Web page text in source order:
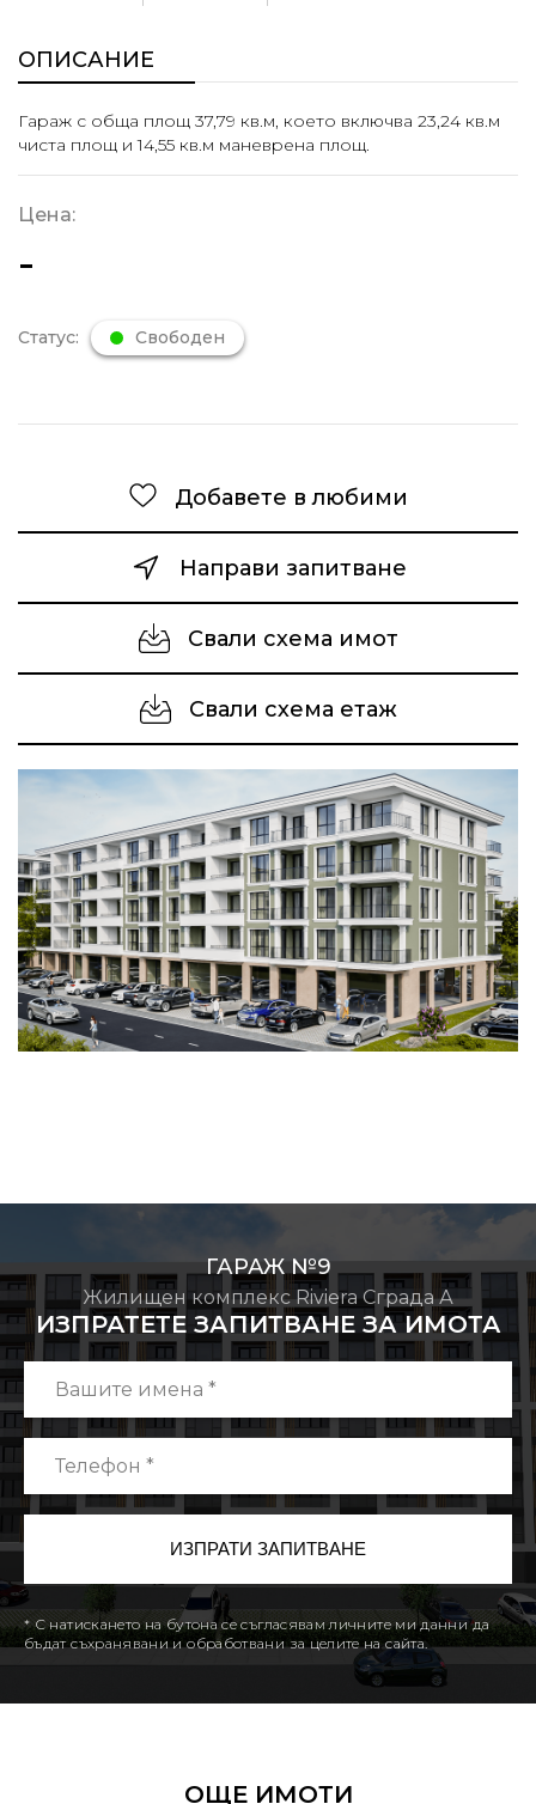
ОПИСАНИЕ
Гараж с обща площ 37,79 кв.м, което включва 23,24 кв.м
чиста площ и 14,55 кв.м маневрена площ.
Цена:
-
Статус: Свободен
Добавете в любими
Направи запитване
Свали схема имот
Свали схема етаж
ГАРАЖ №9
Жилищен комплекс Riviera Сграда А
ИЗПРАТЕТЕ ЗАПИТВАНЕ ЗА ИМОТА
* С натискането на бутона се съгласявам личните ми данни да
бъдат съхранявани и обработвани за целите на сайта.
ОЩЕ ИМОТИ